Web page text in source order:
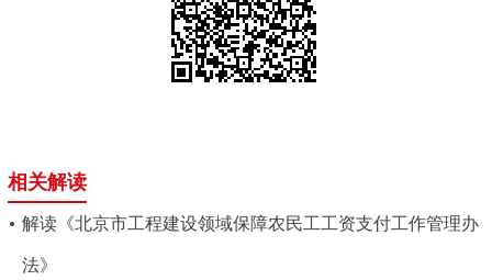
相关解读
解读《北京市工程建设领域保障农民工工资支付工作管理办
法》